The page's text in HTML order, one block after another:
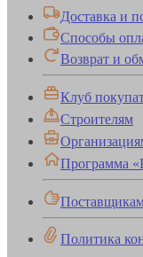
Доставка и
Способы
Возврат и
Клуб
Строителям
Программа
Политика